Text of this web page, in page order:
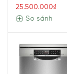
25.500.000₫
So sánh